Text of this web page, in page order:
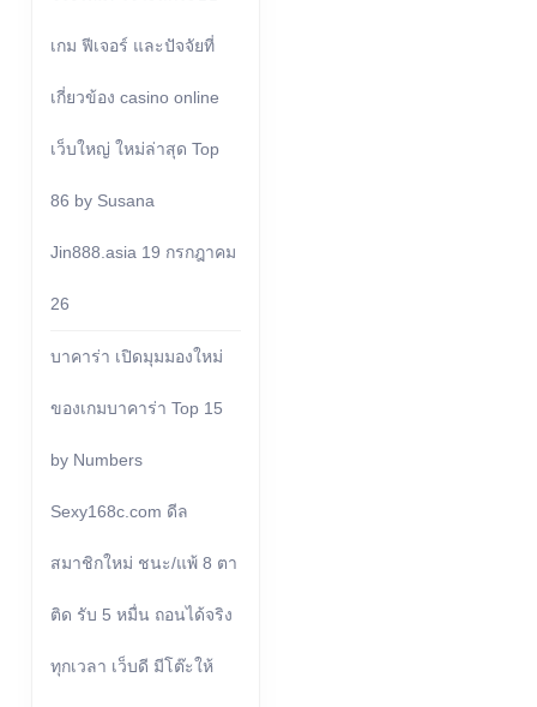
เกม ฟีเจอร์ และปัจจัยที่
เกี่ยวข้อง casino online
เว็บใหญ่ ใหม่ล่าสุด Top
86 by Susana
Jin888.asia 19 กรกฎาคม
26
บาคาร่า เปิดมุมมองใหม่
ของเกมบาคาร่า Top 15
by Numbers
Sexy168c.com ดีล
สมาชิกใหม่ ชนะ/แพ้ 8 ตา
ติด รับ 5 หมื่น ถอนได้จริง
ทุกเวลา เว็บดี มีโต๊ะให้